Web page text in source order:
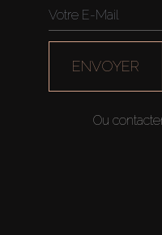
ENVOYER
Ou